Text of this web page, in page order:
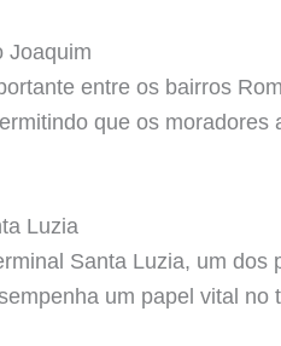
Joaquim
entre os bairros
que os
Luzia
Santa Luzia, um
um papel vital